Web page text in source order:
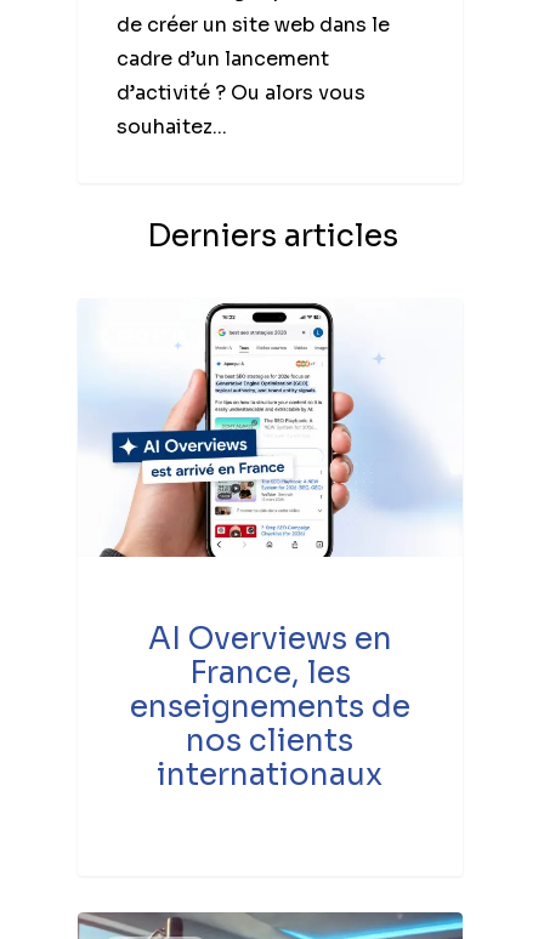
de créer un site web dans le
cadre d’un lancement
d’activité ? Ou alors vous
souhaitez...
Derniers articles
AI Overviews en
France, les
enseignements de
nos clients
internationaux